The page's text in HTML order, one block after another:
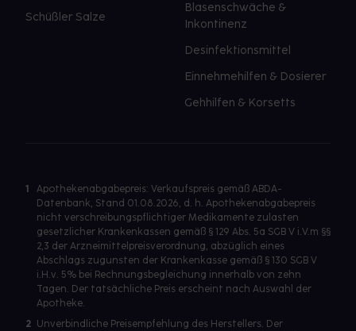
Schüßler Salze
Blasenschwäche &
Inkontinenz
Desinfektionsmittel
Einnehmehilfen & Dosierer
Gehhilfen & Korsetts
1
Apothekenabgabepreis: Verkaufspreis gemäß ABDA-
Datenbank, Stand 01.08.2026, d. h. Apothekenabgabepreis
nicht verschreibungspflichtiger Medikamente zulasten
gesetzlicher Krankenkassen gemäß § 129 Abs. 5a SGB V i.V.m §§
2,3 der Arzneimittelpreisverordnung, abzüglich eines
Abschlags zugunsten der Krankenkasse gemäß § 130 SGB V
i.H.v. 5% bei Rechnungsbegleichung innerhalb von zehn
Tagen. Der tatsächliche Preis erscheint nach Auswahl der
Apotheke.
2 Unverbindliche Preisempfehlung des Herstellers. Der